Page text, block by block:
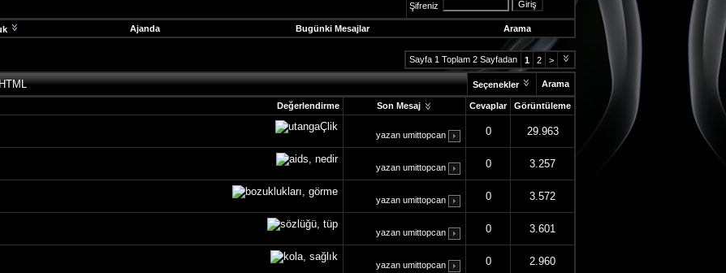
Şifreniz
Ajanda Bugünki Mesajlar Arama
Sayfa 1 Toplam 2 Sayfadan 1 2 >
Seçenekler Arama
Değerlendirme Son Mesaj Cevaplar Görüntüleme
yazan umittopcan 0 29.963
yazan umittopcan 0 3.257
yazan umittopcan 0 3.572
yazan umittopcan 0 3.601
yazan umittopcan 0 2.960